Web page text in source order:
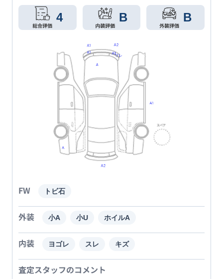
4 B B
FW トビ石
外装 小A 小U ホイルA
内装 ヨゴレ スレ キズ
査定スタッフのコメント